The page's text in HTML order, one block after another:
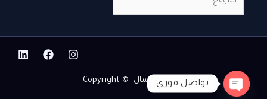
نوكس للاعمال © Copyrightتواصل فوري